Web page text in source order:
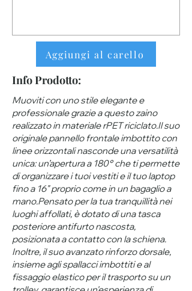
Aggiungi al carello
Info Prodotto:
Muoviti con uno stile elegante e
professionale grazie a questo zaino
realizzato in materiale rPET riciclato.Il suo
originale pannello frontale imbottito con
linee orizzontali nasconde una versatilità
unica: un’apertura a 180° che ti permette
di organizzare i tuoi vestiti e il tuo laptop
fino a 16" proprio come in un bagaglio a
mano.Pensato per la tua tranquillità nei
luoghi affollati, è dotato di una tasca
posteriore antifurto nascosta,
posizionata a contatto con la schiena.
Inoltre, il suo avanzato rinforzo dorsale,
insieme agli spallacci imbottiti e al
fissaggio elastico per il trasporto su un